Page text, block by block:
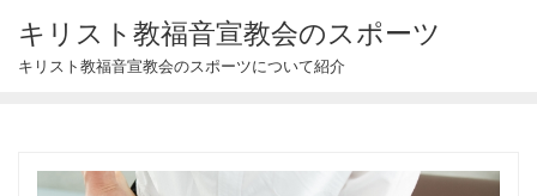
content
キリスト教福音宣教会のスポーツ
キリスト教福音宣教会のスポーツについて紹介